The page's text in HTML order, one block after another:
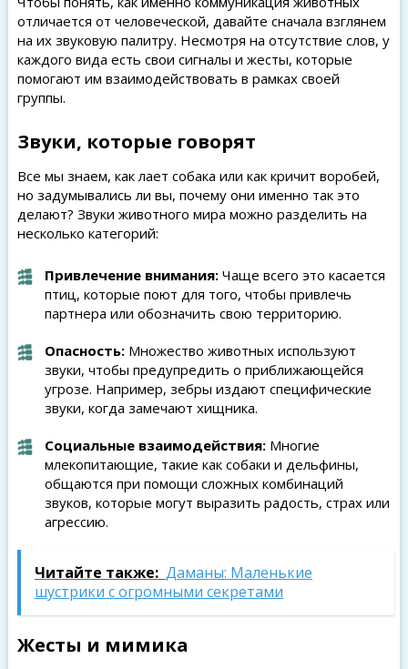
отличается от человеческой, давайте сначала взглянем
на их звуковую палитру. Несмотря на отсутствие слов, у
каждого вида есть свои сигналы и жесты, которые
помогают им взаимодействовать в рамках своей
группы.
Звуки, которые говорят
Все мы знаем, как лает собака или как кричит воробей,
но задумывались ли вы, почему они именно так это
делают? Звуки животного мира можно разделить на
несколько категорий:
Привлечение внимания:Чаще всего это касается
птиц, которые поют для того, чтобы привлечь
партнера или обозначить свою территорию.
Опасность:Множество животных используют
звуки, чтобы предупредить о приближающейся
угрозе. Например, зебры издают специфические
звуки, когда замечают хищника.
Социальные взаимодействия:Многие
млекопитающие, такие как собаки и дельфины,
общаются при помощи сложных комбинаций
звуков, которые могут выразить радость, страх или
агрессию.
Читайте также: Даманы: Маленькие
шустрики с огромными секретами
Жесты и мимика